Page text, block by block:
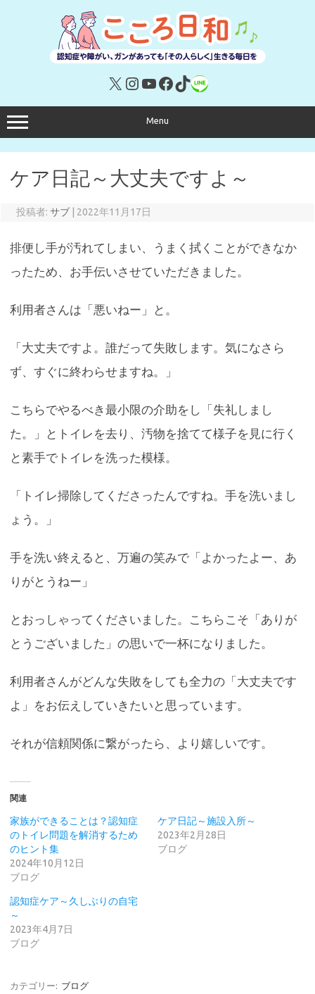
X Instagram
YouTube
Facebook
TikTok
リンク
Menu
ケア日記～大丈夫ですよ～
投稿者: サブ 2022年11月17日
排便し手が汚れてしまい、うまく拭くことができなか
ったため、お手伝いさせていただきました。
利用者さんは「悪いねー」と。
「大丈夫ですよ。誰だって失敗します。気になさら
ず、すぐに終わらせますね。」
こちらでやるべき最小限の介助をし「失礼しまし
た。」とトイレを去り、汚物を捨てて様子を見に行く
と素手でトイレを洗った模様。
「トイレ掃除してくださったんですね。手を洗いまし
ょう。」
手を洗い終えると、万遍の笑みで「よかったよー、あ
りがとうねー」
とおっしゃってくださいました。こちらこそ「ありが
とうございました」の思いで一杯になりました。
利用者さんがどんな失敗をしても全力の「大丈夫です
よ」をお伝えしていきたいと思っています。
それが信頼関係に繋がったら、より嬉しいです。
関連
家族ができることは？認知症
のトイレ問題を解消するため
のヒント集
2024年10月12日
ブログ
ケア日記～施設入所～
2023年2月28日
ブログ
認知症ケア～久しぶりの自宅
～
2023年4月7日
ブログ
カテゴリー: ブログ